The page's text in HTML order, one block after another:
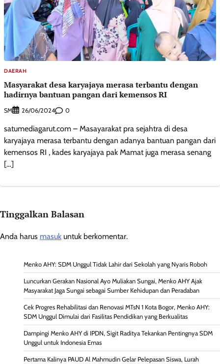
DAERAH
Masyarakat desa karyajaya merasa terbantu dengan
hadirnya bantuan pangan dari kemensos RI
SM 26/06/2024 0
satumediagarut.com – Masayarakat pra sejahtra di desa
karyajaya merasa terbantu dengan adanya bantuan pangan dari
kemensos RI , kades karyajaya pak Mamat juga merasa senang
[…]
Tinggalkan Balasan
Anda harus masuk untuk berkomentar.
Menko AHY: SDM Unggul Tidak Lahir dari Sekolah yang Nyaris Roboh
Luncurkan Gerakan Nasional Ayo Muliakan Sungai, Menko AHY Ajak
Masyarakat Jaga Sungai sebagai Sumber Kehidupan dan Peradaban
Cek Progres Rehabilitasi dan Renovasi MTsN 1 Kota Bogor, Menko AHY:
SDM Unggul Dimulai dari Fasilitas Pendidikan yang Berkualitas
Dampingi Menko AHY di IPDN, Sigit Raditya Tekankan Pentingnya SDM
Unggul untuk Indonesia Emas
Pertama Kalinya PAUD Al Mahmudin Gelar Pelepasan Siswa, Lurah